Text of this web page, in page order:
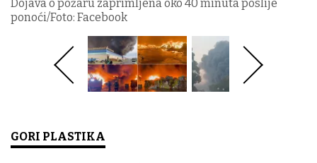
Dojava o požaru zaprimljena oko 40 minuta poslije
ponoći/Foto: Facebook
GORI PLASTIKA